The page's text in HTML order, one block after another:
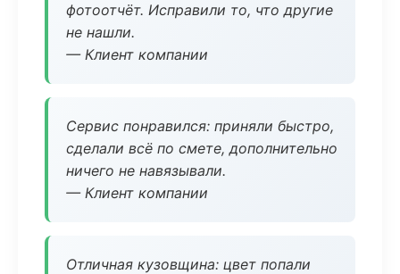
фотоотчёт. Исправили то, что другие
не нашли.
— Клиент компании
Сервис понравился: приняли быстро,
сделали всё по смете, дополнительно
ничего не навязывали.
— Клиент компании
Отличная кузовщина: цвет попали